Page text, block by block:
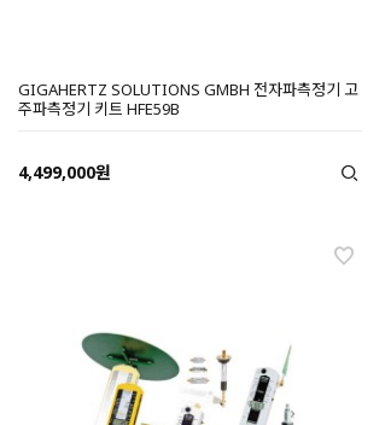
GIGAHERTZ SOLUTIONS GMBH 전자파측정기 고
주파측정기 키트 HFE59B
4,499,000원